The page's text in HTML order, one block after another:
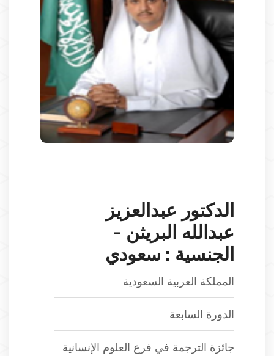
الدكتور عبدالعزيز
عبدالله البريثن -
الجنسية : سعودي
المملكة العربية السعودية
الدورة السابعة
جائزة الترجمة في فرع العلوم الإنسانية